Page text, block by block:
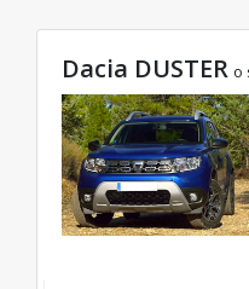
elegir el modelo ideal
seleccionada, con
20€/día.
Dacia DUSTER o